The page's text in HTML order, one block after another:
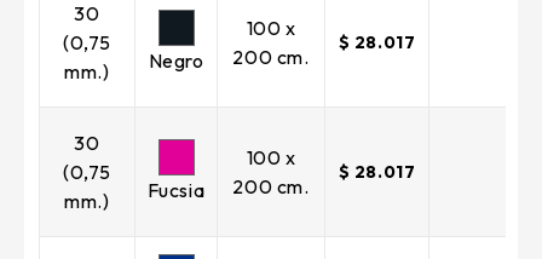
30
(0,75
mm.)
Negro
100 x
200 cm.
$ 28.017
30
(0,75
mm.)
Fucsia
100 x
200 cm.
$ 28.017